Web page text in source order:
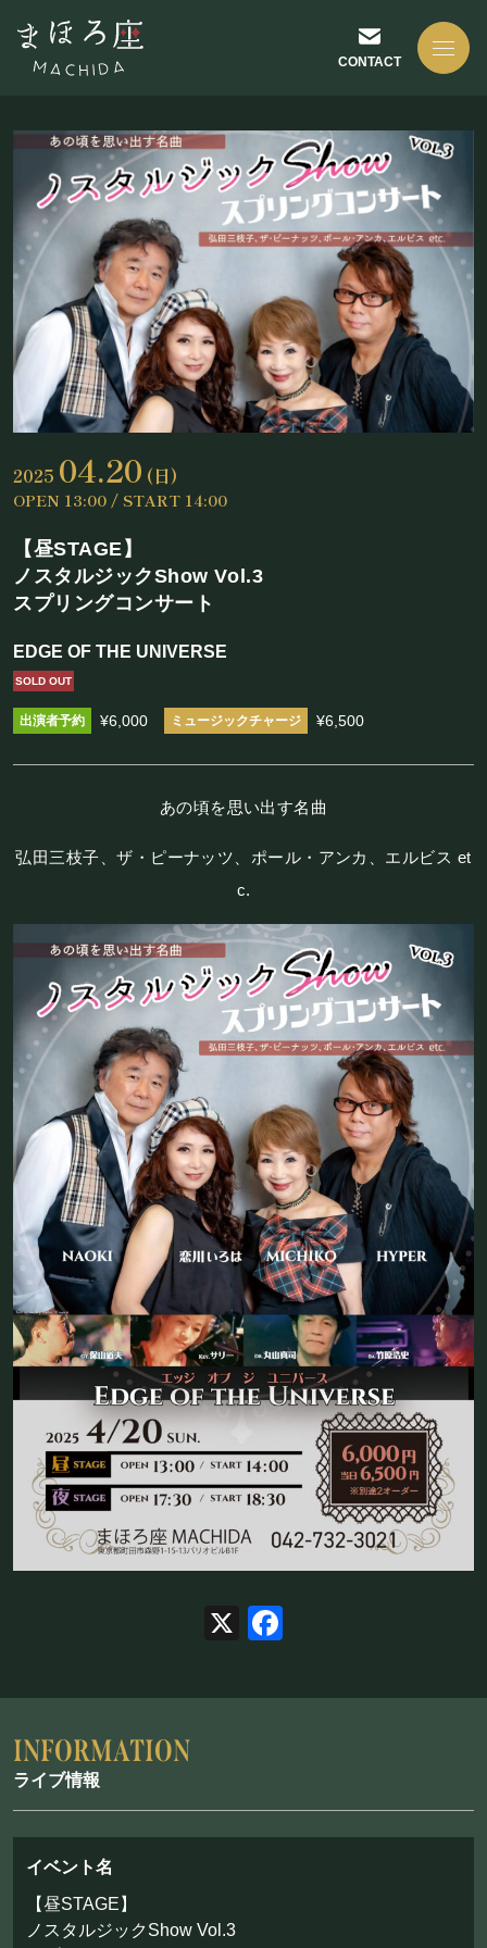
CONTACT
NEWS
お知らせ
ABOUT US
座長挨拶
機材リスト
アクセス
SCHEDULE
スケジュール
RESERVATION
予約・当日の流れ
FOOD&DRINK
フード&ドリンク
PRIVATE
貸切パーティー・ホールレンタル
BOOKING
ライブ出演について
採用情報
よくある質問
プライバシーポリシー
キャンセルポリシー
お問い合わせ
©Mahoroza. All Rights Reserved.
2025 04.20 (日)
OPEN 13:00 / START 14:00
【昼STAGE】
ノスタルジックShow Vol.3
スプリングコンサート
EDGE OF THE UNIVERSE
SOLD OUT
¥6,000 ¥6,500
あの頃を思い出す名曲
弘田三枝子、ザ・ピーナッツ、ポール・アンカ、エルビス et
c.
X
ライブ情報
イベント名
【昼STAGE】
ノスタルジックShow Vol.3